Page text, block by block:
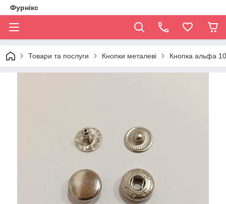
Фурнікс
Товари та послуги Кнопки металеві Кнопка альфа